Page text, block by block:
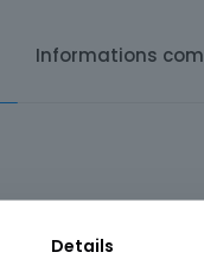
Informations
Details